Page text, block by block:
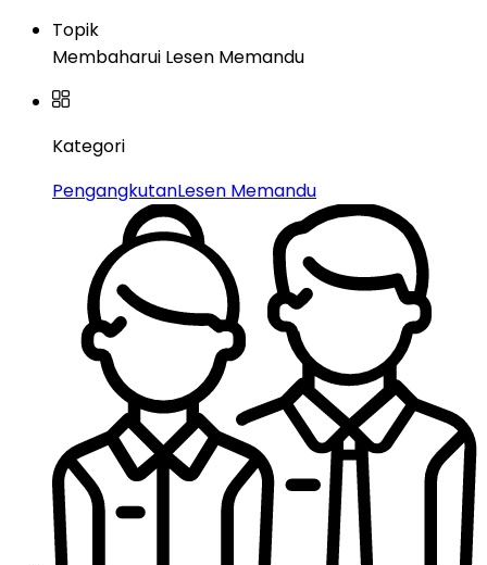
Topik
Membaharui Lesen Memandu
Kategori
PengangkutanLesen Memandu